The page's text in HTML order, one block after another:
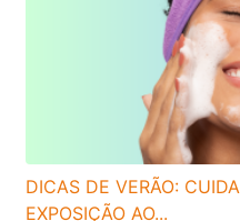
DICAS DE VERÃO:
EXPOSIÇÃO AO...